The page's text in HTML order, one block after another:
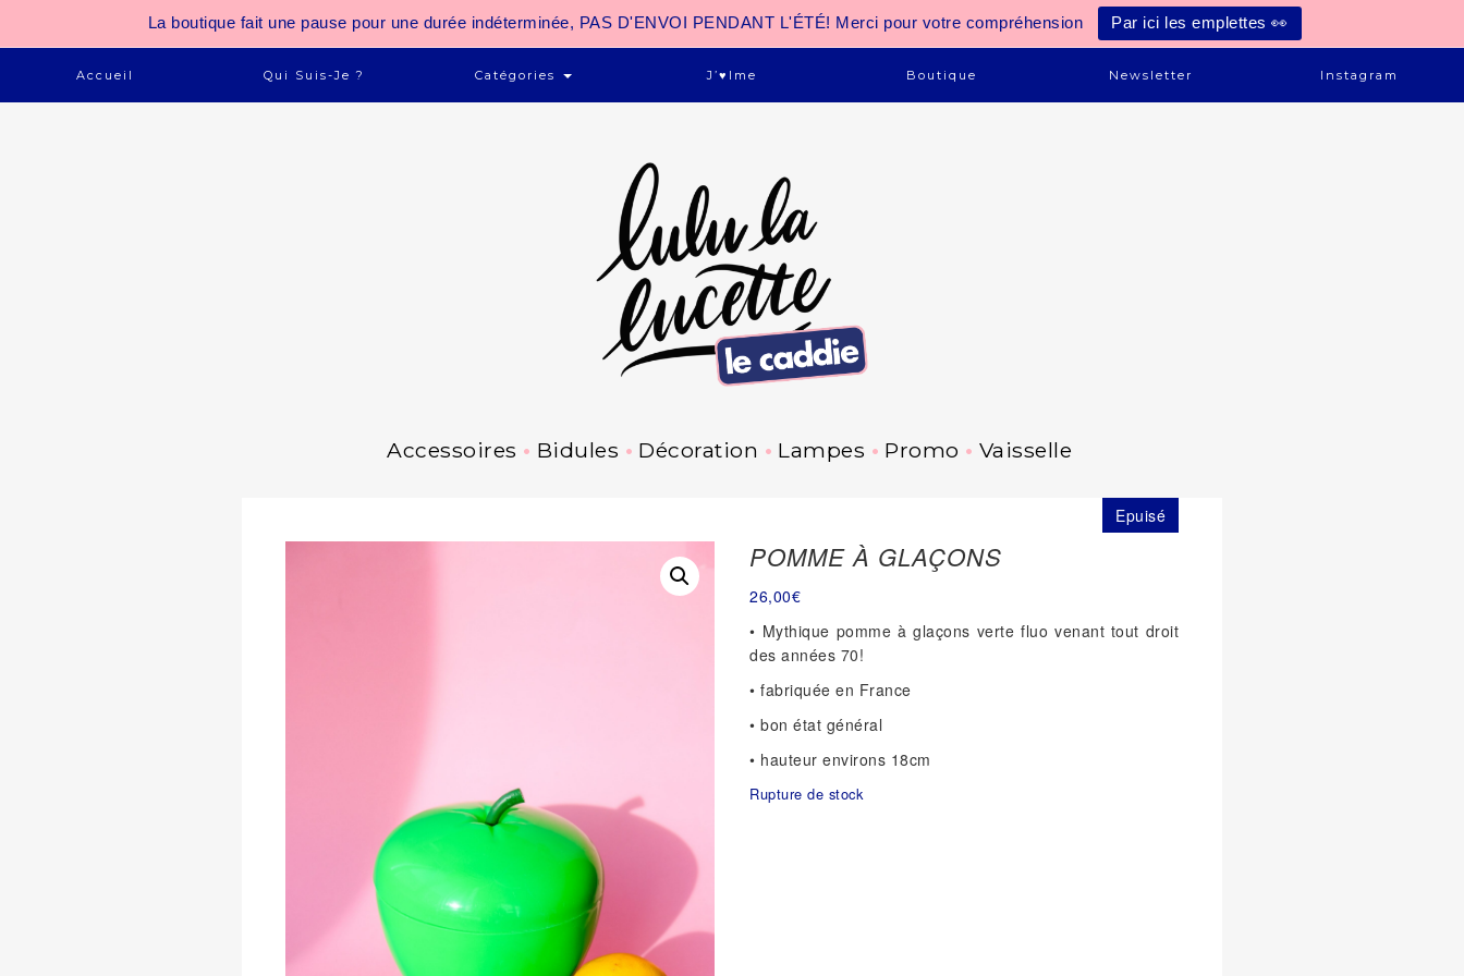
La boutique fait une pause pour une durée indéterminée, PAS D'ENVOI PENDANT L'ÉTÉ! Merci pour votre compréhension Par ici les emplettes 👀
Accueil Qui Suis-Je ? Catégories J’♥ime Boutique Newsletter Instagram
Accessoires Bidules Décoration Lampes Promo Vaisselle
Epuisé
POMME À GLAÇONS
26,00€
• Mythique pomme à glaçons verte fluo venant tout droit
des années 70!
• fabriquée en France
• bon état général
• hauteur environs 18cm
Rupture de stock